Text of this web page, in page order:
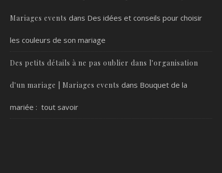
Mariages events dans Des idées et conseils pour choisir
les couleurs de son mariage
Des petits détails à ne pas oublier dans l'organisation
d'un mariage | Mariages events dans Bouquet de la
mariée : tout savoir